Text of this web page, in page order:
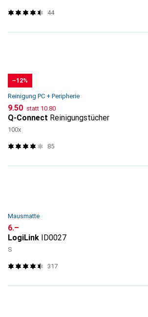
44
−12%
Reinigung PC + Peripherie
CHF
9.50 statt CHF
10.80
Q-Connect Reinigungstücher
100x
85
Mausmatte
CHF
6.–
LogiLink ID0027
S
317